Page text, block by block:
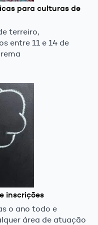
para culturas de
terreiro,
entre 11 e 14 de
inscrições
o ano todo e
área de atuação